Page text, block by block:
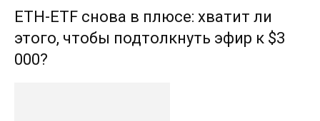
ETH-ETF снова в плюсе: хватит ли
этого, чтобы подтолкнуть эфир к $3
000?